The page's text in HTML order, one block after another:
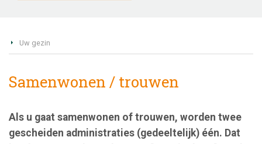
Uw gezin
Samenwonen / trouwen
Als u gaat samenwonen of trouwen, worden twee
gescheiden administraties (gedeeltelijk) één. Dat